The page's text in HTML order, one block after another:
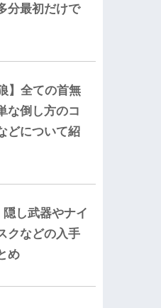
分最初だけで
】全ての首無
な倒し方のコ
どについて紹
隠し武器やナイ
クなどの入手
め